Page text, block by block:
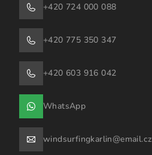
+420 724 000 088
+420 775 350 347
+420 603 916 042
WhatsApp
windsurfingkarlin@email.cz